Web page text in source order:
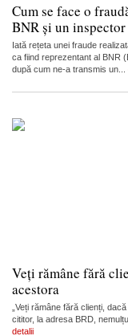
Cum se face o
BNR și un
Iată rețeta unei fraude
ca fiind reprezentant al BNR
după cum ne-a transmis un...
Veți rămâne fără
acestora
„Veți rămâne fără clienți,
cititor, la adresa BRD,
detalii